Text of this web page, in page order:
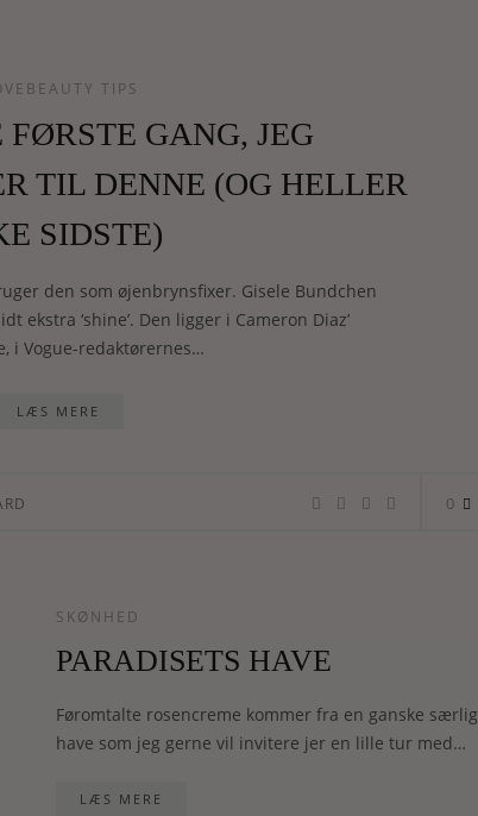
TIPS
GANG, JEG
TIL DENNE (OG HELLER
SIDSTE)
den som øjenbrynsfixer. Gisele Bundchen
ekstra ‘shine’. Den ligger i Cameron Diaz’
i Vogue-redaktørernes…
LÆS MERE
0
SKØNHED
PARADISETS HAVE
Føromtalte rosencreme kommer fra en ganske særlig
have som jeg gerne vil invitere jer en lille tur med…
LÆS MERE